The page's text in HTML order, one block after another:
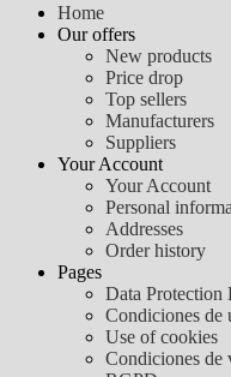
Home
Our offers
New products
Price drop
Top sellers
Manufacturers
Suppliers
Your Account
Your Account
Personal
Addresses
Order history
Pages
Data Protection
Condiciones de
Use of cookies
Condiciones de